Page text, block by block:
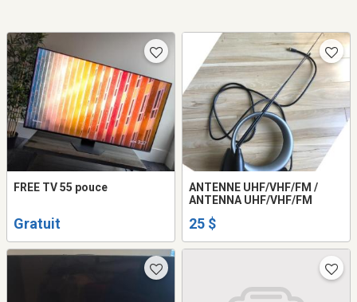
FREE TV 55 pouce
Gratuit
ANTENNE UHF/VHF/FM /
ANTENNA UHF/VHF/FM
25 $